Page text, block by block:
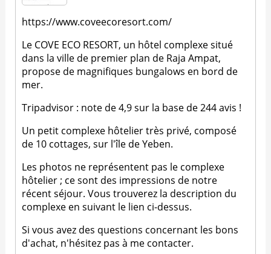
https://www.coveecoresort.com/
Le COVE ECO RESORT, un hôtel complexe situé
dans la ville de premier plan de Raja Ampat,
propose de magnifiques bungalows en bord de
mer.
Tripadvisor : note de 4,9 sur la base de 244 avis !
Un petit complexe hôtelier très privé, composé
de 10 cottages, sur l'île de Yeben.
Les photos ne représentent pas le complexe
hôtelier ; ce sont des impressions de notre
récent séjour. Vous trouverez la description du
complexe en suivant le lien ci-dessus.
Si vous avez des questions concernant les bons
d'achat, n'hésitez pas à me contacter.